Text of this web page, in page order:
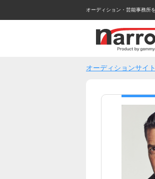
オーディション・芸能事務所
オーディションサイ